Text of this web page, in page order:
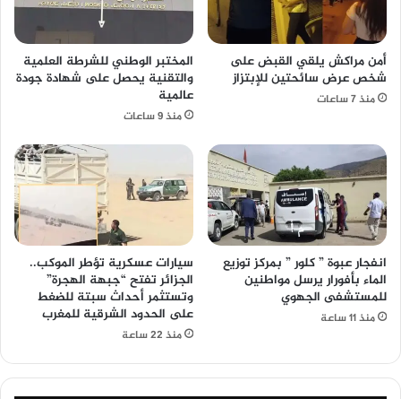
أمن مراكش يلقي القبض على
شخص عرض سائحتين للإبتزاز
منذ 7 ساعات
المختبر الوطني للشرطة العلمية
والتقنية يحصل على شهادة جودة
عالمية
منذ 9 ساعات
انفجار عبوة ” كلور ” بمركز توزيع
الماء بأفورار يرسل مواطنين
للمستشفى الجهوي
منذ 11 ساعة
سيارات عسكرية تؤطر الموكب..
الجزائر تفتح “جبهة الهجرة”
وتستثمر أحداث سبتة للضغط
على الحدود الشرقية للمغرب
منذ 22 ساعة